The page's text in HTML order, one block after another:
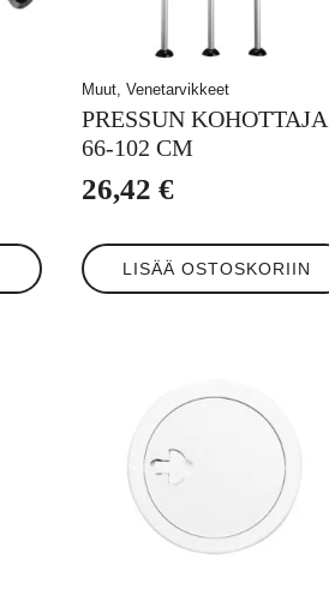
Muut, Venetarvikkeet
PRESSUN KOHOTTAJA
66-102 CM
26,42€
LISÄÄ OSTOSKORIIN